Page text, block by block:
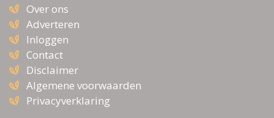
Over ons
Adverteren
Inloggen
Contact
Disclaimer
Algemene voorwaarden
Privacyverklaring